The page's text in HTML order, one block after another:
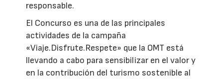
responsable.
El Concurso es una de las principales
actividades de la campaña
«Viaje.Disfrute.Respete» que la OMT está
llevando a cabo para sensibilizar en el valor y
en la contribución del turismo sostenible al